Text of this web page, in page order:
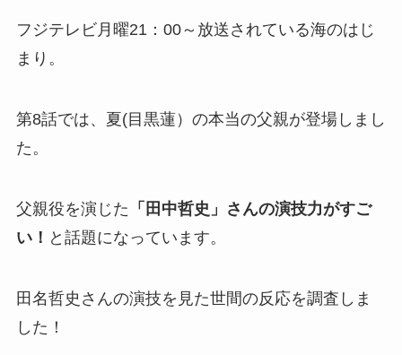
フジテレビ月曜21：00～放送されている海のはじ
まり。
第8話では、夏(目黒蓮）の本当の父親が登場しまし
た。
父親役を演じた 「田中哲史」さんの演技力がすご
い！ と話題になっています。
田名哲史さんの演技を見た世間の反応を調査しま
した！